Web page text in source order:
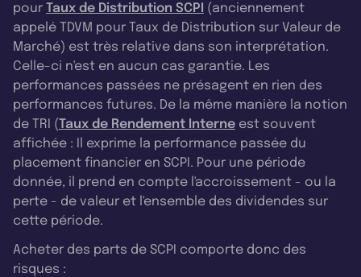
pour Taux de Distribution SCPI (anciennement
appelé TDVM pour Taux de Distribution sur Valeur de
Marché) est très relative dans son interprétation.
Celle-ci n'est en aucun cas garantie. Les
performances passées ne présagent en rien des
performances futures. De la même manière la notion
de TRI (Taux de Rendement Interne est souvent
affichée : Il exprime la performance passée du
placement financier en SCPI. Pour une période
donnée, il prend en compte l'accroissement - ou la
perte - de valeur et l'ensemble des dividendes sur
cette période.
Acheter des parts de SCPI comporte donc des
risques :